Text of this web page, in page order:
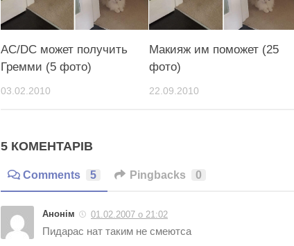
AC/DC может получить
Гремми (5 фото)
03.02.2010
Макияж им поможет (25
фото)
22.09.2010
5 КОМЕНТАРІВ
Comments 5 Pingbacks 0
Анонім 01.02.2007 о 21:02
Пидарас нат таким не смеютса